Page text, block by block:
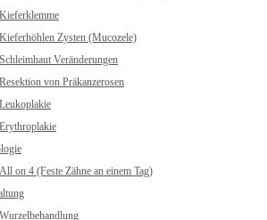
Kieferklemme
Kieferhöhlen Zysten (Mucozele)
Schleimhaut Veränderungen
Resektion von Präkanzerosen
Leukoplakie
Erythroplakie
All on 4 (Feste Zähne an einem Tag)
Wurzelbehandlung